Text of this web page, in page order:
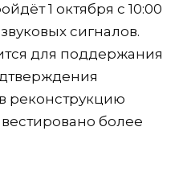
1 октября с 10:00
сигналов.
для поддержания
реконструкцию
более